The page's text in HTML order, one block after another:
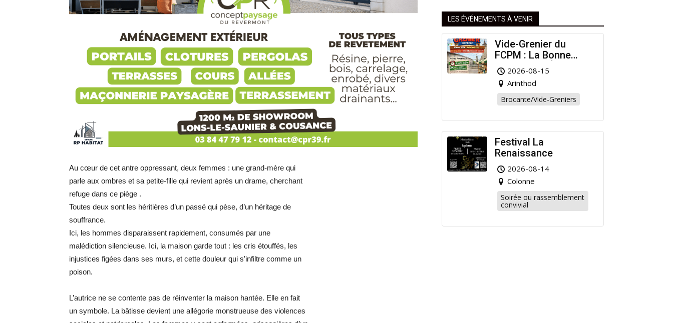
Au cœur de cet antre oppressant, deux femmes : une grand-mère qui
parle aux ombres et sa petite-fille qui revient après un drame, cherchant
refuge dans ce piège .
Toutes deux sont les héritières d’un passé qui pèse, d’un héritage de
souffrance.
Ici, les hommes disparaissent rapidement, consumés par une
malédiction silencieuse. Ici, la maison garde tout : les cris étouffés, les
injustices figées dans ses murs, et cette douleur qui s’infiltre comme un
poison.
L’autrice ne se contente pas de réinventer la maison hantée. Elle en fait
un symbole. La bâtisse devient une allégorie monstrueuse des violences
LES ÉVÉNEMENTS À VENIR
Vide-Grenier du
FCPM : La Bonne
Affaire de l’Été à
Arinthod !
2026-08-15
Arinthod
Brocante/Vide-Greniers
Festival La
Renaissance
2026-08-14
Colonne
Soirée ou rassemblement
convivial